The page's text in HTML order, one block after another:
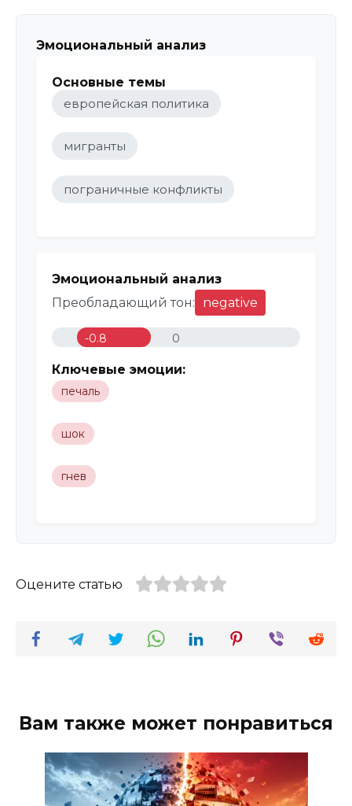
Эмоциональный анализ
Основные темы
европейская политика
мигранты
пограничные конфликты
Эмоциональный анализ
Преобладающий тон:
negative
0
-0.8
Ключевые эмоции:
печаль
шок
гнев
Оцените статью
Вам также может понравиться